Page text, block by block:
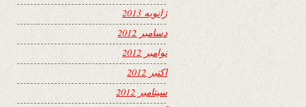
ژانویه 2013
دسامبر 2012
نوامبر 2012
اکتبر 2012
سپتامبر 2012